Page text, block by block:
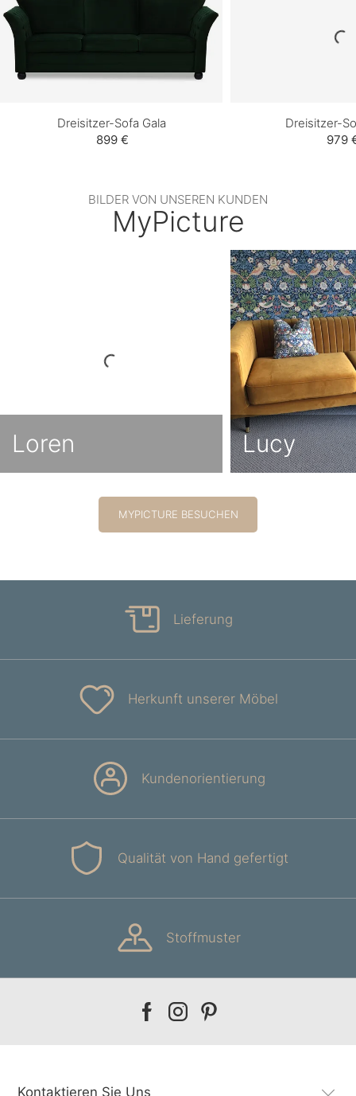
Dreisitzer-Sofa Gala
899 €
Dreisitzer-
979
BILDER VON UNSEREN KUNDEN
MyPicture
Loren Lucy
MYPICTURE BESUCHEN
Lieferung
Herkunft unserer Möbel
Kundenorientierung
Qualität von Hand gefertigt
Stoffmuster
Our
Our
Our
Kontaktieren Sie Uns